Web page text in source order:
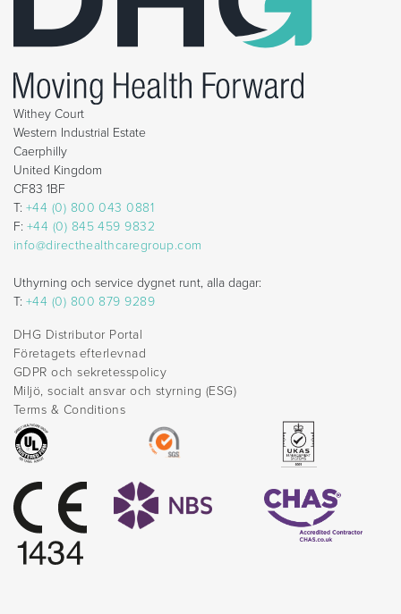
Withey Court
Western Industrial Estate
Caerphilly
United Kingdom
CF83 1BF
T: +44 (0) 800 043 0881
F: +44 (0) 845 459 9832
info@directhealthcaregroup.com
Uthyrning och service dygnet runt, alla dagar:
T: +44 (0) 800 879 9289
DHG Distributor Portal
Företagets efterlevnad
GDPR och sekretesspolicy
Miljö, socialt ansvar och styrning (ESG)
Terms & Conditions